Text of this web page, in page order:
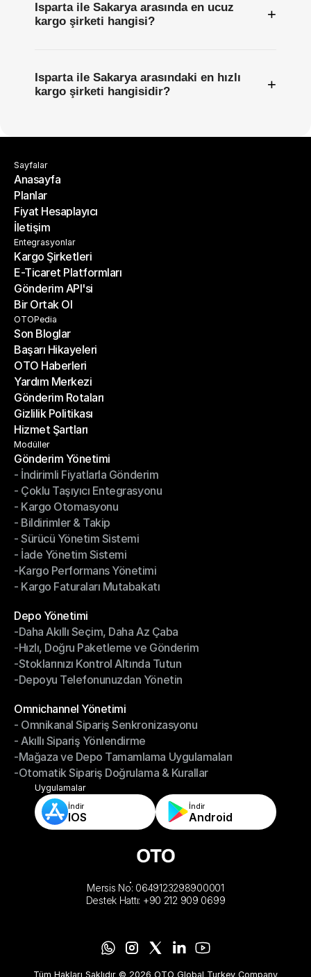
Isparta ile Sakarya arasında en ucuz
kargo şirketi hangisi?
+
Isparta ile Sakarya arasındaki en hızlı
kargo şirketi hangisidir?
+
Sayfalar
Anasayfa
Anasayfa
Planlar
Planlar
Fiyat Hesaplayıcı
Fiyat Hesaplayıcı
İletişim
İletişim
Entegrasyonlar
Kargo Şirketleri
Kargo Şirketleri
E-Ticaret Platformları
E-Ticaret Platformları
Gönderim API'si
Gönderim API'si
Bir Ortak Ol
Bir Ortak Ol
OTOPedia
Son Bloglar
Son Bloglar
Başarı Hikayeleri
Başarı Hikayeleri
OTO Haberleri
OTO Haberleri
Yardım Merkezi
Yardım Merkezi
Gönderim Rotaları
Gönderim Rotaları
Gizlilik Politikası
Gizlilik Politikası
Hizmet Şartları
Hizmet Şartları
Modüller
Gönderim Yönetimi
Gönderim Yönetimi
- İndirimli Fiyatlarla Gönderim
- İndirimli Fiyatlarla Gönderim
- Çoklu Taşıyıcı Entegrasyonu
- Çoklu Taşıyıcı Entegrasyonu
- Kargo Otomasyonu
- Kargo Otomasyonu
- Bildirimler & Takip
- Bildirimler & Takip
- Sürücü Yönetim Sistemi
- Sürücü Yönetim Sistemi
- İade Yönetim Sistemi
- İade Yönetim Sistemi
-Kargo Performans Yönetimi
-Kargo Performans Yönetimi
- Kargo Faturaları Mutabakatı
Depo Yönetimi
Depo Yönetimi
-Daha Akıllı Seçim, Daha Az Çaba
-Daha Akıllı Seçim, Daha Az Çaba
-Hızlı, Doğru Paketleme ve Gönderim
-Hızlı, Doğru Paketleme ve Gönderim
-Stoklarınızı Kontrol Altında Tutun
-Stoklarınızı Kontrol Altında Tutun
-Depoyu Telefonunuzdan Yönetin
Omnichannel Yönetimi
Omnichannel Yönetimi
- Omnikanal Sipariş Senkronizasyonu
- Omnikanal Sipariş Senkronizasyonu
- Akıllı Sipariş Yönlendirme
- Akıllı Sipariş Yönlendirme
-Mağaza ve Depo Tamamlama Uygulamaları
-Mağaza ve Depo Tamamlama Uygulamaları
-Otomatik Sipariş Doğrulama & Kurallar
-Otomatik Sipariş Doğrulama & Kurallar
Uygulamalar
İndir
IOS
İndir
Android
Mersis No: 0649123298900001
Destek Hattı: +90 212 909 0699
Tüm Hakları Saklıdır © 2026 OTO Global Turkey Company